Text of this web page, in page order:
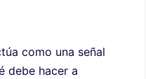
como una señal
debe hacer a